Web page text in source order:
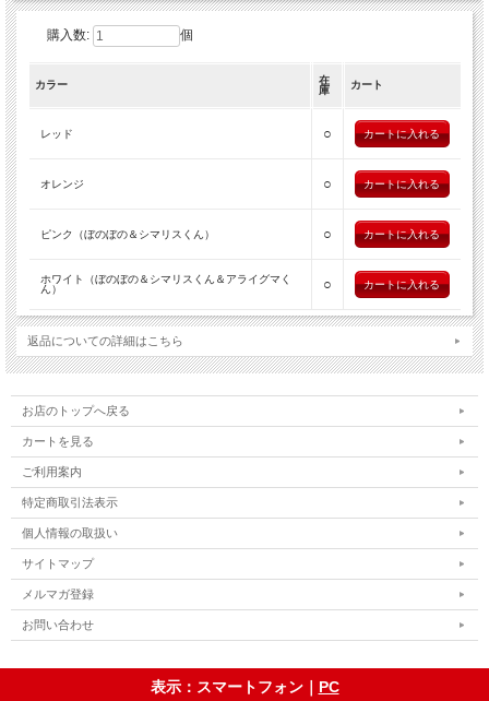
購入数: 個
カラー
在
庫
カート
レッド ○
オレンジ ○
ピンク（ぼのぼの＆シマリスくん） ○
ホワイト（ぼのぼの＆シマリスくん＆アライグマく
ん）
○
返品についての詳細はこちら
お店のトップへ戻る
カートを見る
ご利用案内
特定商取引法表示
個人情報の取扱い
サイトマップ
メルマガ登録
お問い合わせ
表示：スマートフォン｜ PC